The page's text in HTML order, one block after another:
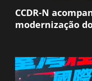
CCDR-N
modernização